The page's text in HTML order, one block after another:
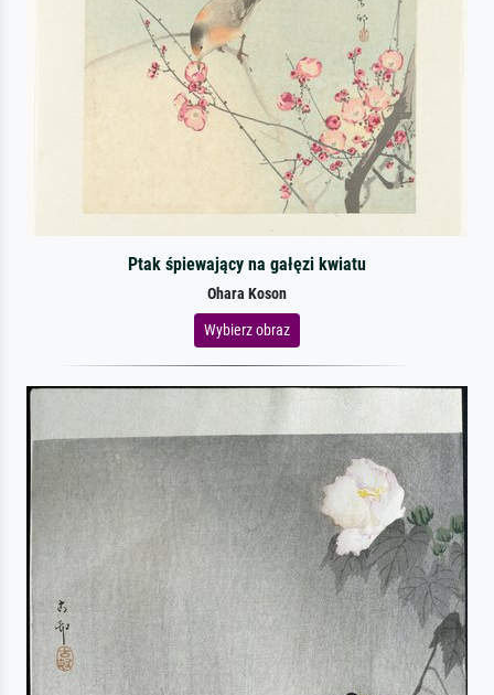
Ptak śpiewający na gałęzi kwiatu
Ohara Koson
Wybierz obraz